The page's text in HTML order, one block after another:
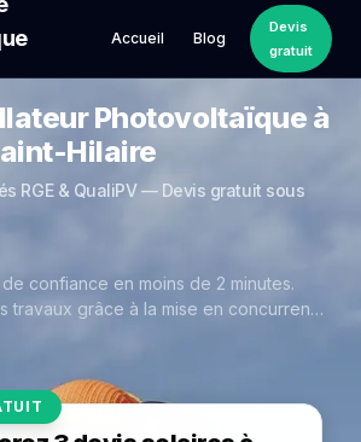
Accueil Blog
Devis
gratuit
Photovoltaïque à
Hilaire
RGE & QualiPV — Devis gratuit sous
confiance en moins de 2 minutes.
travaux grâce à la mise en concurrence